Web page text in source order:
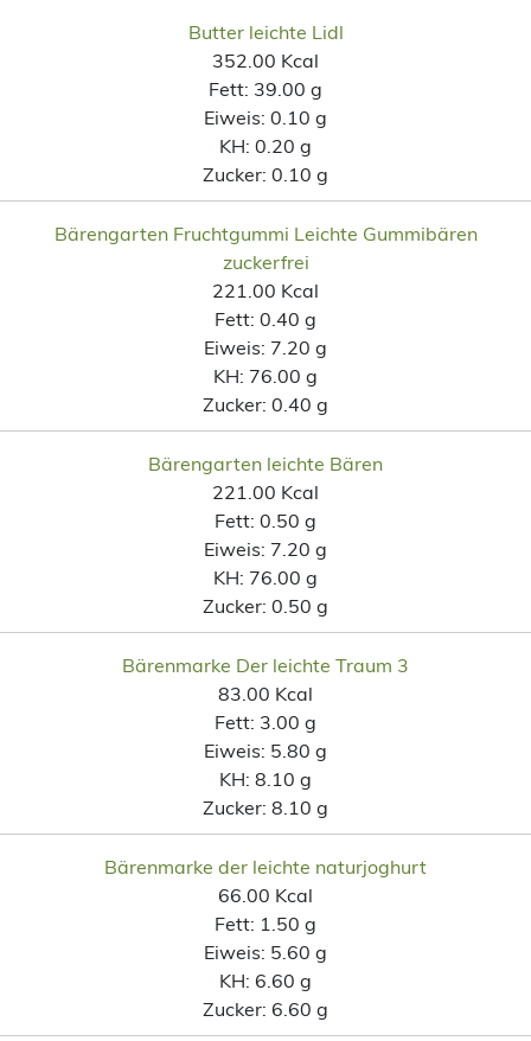
Butter leichte Lidl
352.00 Kcal
Fett: 39.00 g
Eiweis: 0.10 g
KH: 0.20 g
Zucker: 0.10 g
Bärengarten Fruchtgummi Leichte Gummibären
zuckerfrei
221.00 Kcal
Fett: 0.40 g
Eiweis: 7.20 g
KH: 76.00 g
Zucker: 0.40 g
Bärengarten leichte Bären
221.00 Kcal
Fett: 0.50 g
Eiweis: 7.20 g
KH: 76.00 g
Zucker: 0.50 g
Bärenmarke Der leichte Traum 3
83.00 Kcal
Fett: 3.00 g
Eiweis: 5.80 g
KH: 8.10 g
Zucker: 8.10 g
Bärenmarke der leichte naturjoghurt
66.00 Kcal
Fett: 1.50 g
Eiweis: 5.60 g
KH: 6.60 g
Zucker: 6.60 g